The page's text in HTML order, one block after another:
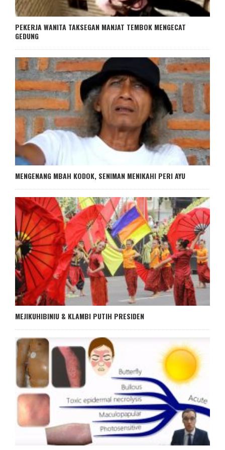
PEKERJA WANITA TAKSEGAN MANJAT TEMBOK MENGECAT
GEDUNG
MENGENANG MBAH KODOK, SENIMAN MENIKAHI PERI AYU
MEJIKUHIBINIU & KLAMBI PUTIH PRESIDEN